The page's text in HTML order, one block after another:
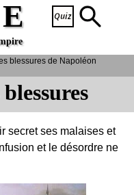
secret ses malaises et
et le désordre ne
blessures de Napoléon